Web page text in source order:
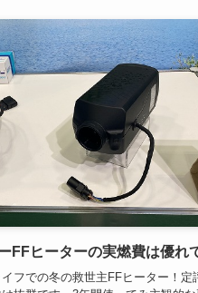
FFヒーターの実燃費は優れ
フでの冬の救世主FFヒーター！定